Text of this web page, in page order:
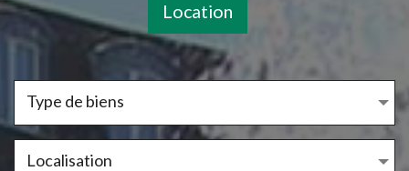
Location
Type de biens
Localisation